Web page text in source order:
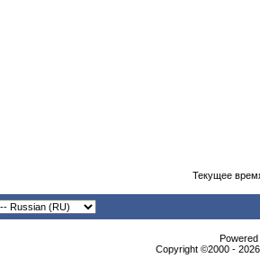
Текущее
Copyright ©2000 -